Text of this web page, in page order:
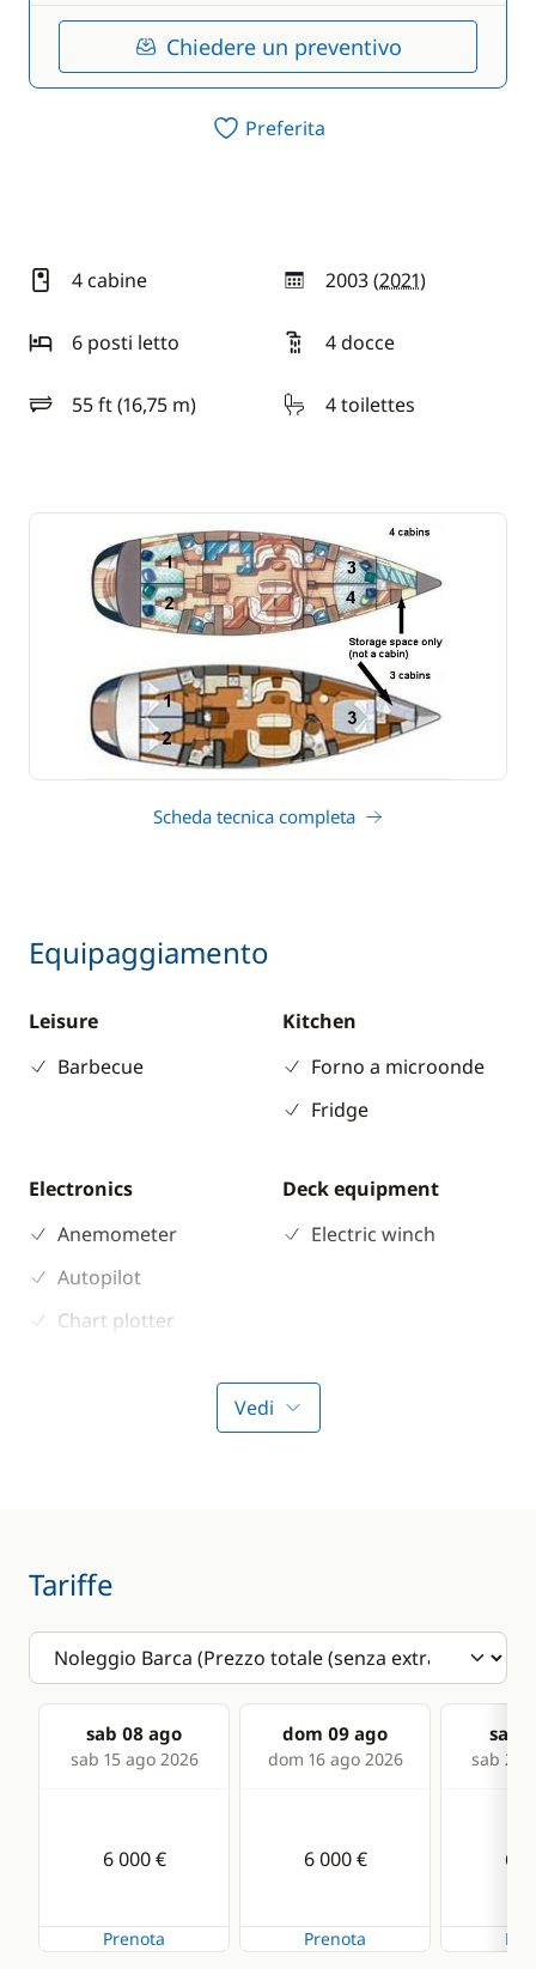
Chiedere un preventivo
Preferita
4 cabine 2003 (2021)
anno
6 posti letto
4 docce
55 ft (16,75 m)
lunghezza 4 toilettes
Scheda tecnica completa
Equipaggiamento
Leisure
Barbecue
Kitchen
Forno a microonde
Fridge
Electronics
Anemometer
Autopilot
Chart plotter
Deck equipment
Electric winch
Comfort
Fans in cabins
Solar Panel
Vedi
Tariffe
sab 08 ago
sab 15 ago 2026
dom 09 ago
dom 16 ago 2026
sab
sab 22
6 000 €
Prenota
6 000 €
Prenota
6